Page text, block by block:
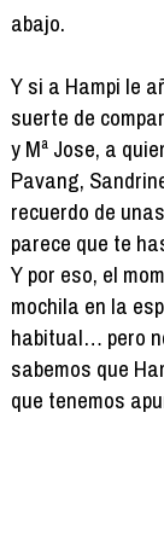
abajo.
Y si a Hampi le
suerte de
y Mª Jose, a
Pavang,
recuerdo de
parece que te
Y por eso, el
mochila en la
habitual… pero
sabemos que
que tenemos